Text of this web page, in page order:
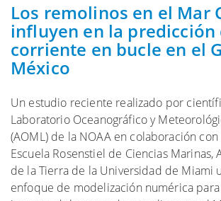
Los remolinos en el Mar
influyen en la predicción
corriente en bucle en el
México
Un estudio reciente realizado por
Laboratorio Oceanográfico y
(AOML) de la NOAA en colaboración
Escuela Rosenstiel de Ciencias Marinas,
de la Tierra de la Universidad de Miami
enfoque de modelización numérica